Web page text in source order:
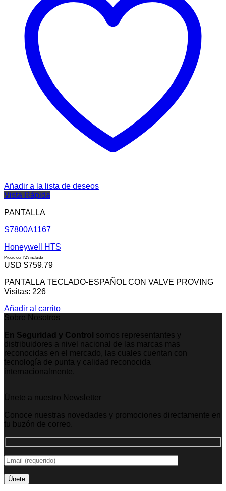
Añadir a la lista de deseos
Vista Rápida
PANTALLA
S7800A1167
Honeywell HTS
Precio con IVA incluido
USD $759.79
PANTALLA TECLADO-ESPAÑOL CON VALVE PROVING
Visitas: 226
Añadir al carrito
Sobre Nosotros
En Seguridad y Control somos representantes y
distribuidores a nivel nacional de las marcas mas
reconocidas en el mercado, las cuales cuentan con
tecnología de punta y calidad reconocida
internacionalmente.
Únete a nuestro Newsletter
Conoce nuestras novedades y promociones directamente en
tu buzón de correo.